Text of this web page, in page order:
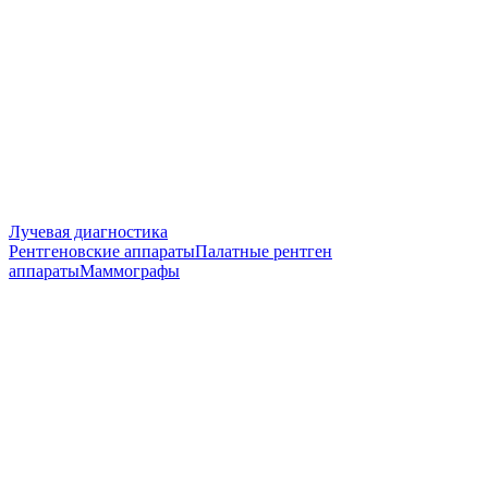
Лучевая диагностика
Рентгеновские аппаратыПалатные рентген
аппаратыМаммографы